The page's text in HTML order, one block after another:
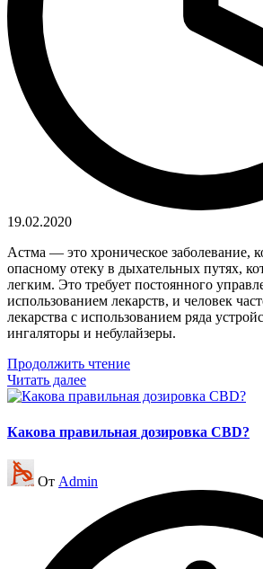
19.02.2020
Астма — это хроническое заболевание,
опасному отеку в дыхательных путях,
легким. Это требует постоянного
использованием лекарств, и человек
лекарства с использованием ряда
ингаляторы и небулайзеры.
Продолжить чтение
Читать далее
Какова правильная дозировка CBD?
Запись
от
От Admin